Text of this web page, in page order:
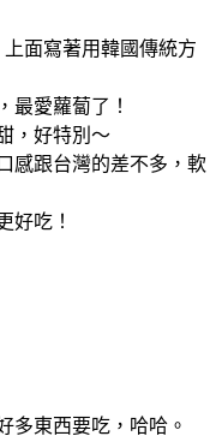
上面寫著用韓國傳統方
最愛蘿蔔了！
，好特別～
感跟台灣的差不多，軟
好吃！
多東西要吃，哈哈。